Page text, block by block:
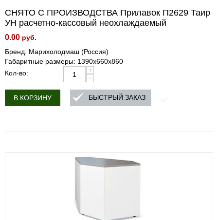
СНЯТО С ПРОИЗВОДСТВА Прилавок П2629 Таир
УН расчетно-кассовый неохлаждаемый
0.00 руб.
Бренд: Марихолодмаш (Россия)
Габаритные размеры: 1390х660х860
Кол-во:
+
−
В КОРЗИНУ БЫСТРЫЙ ЗАКАЗ